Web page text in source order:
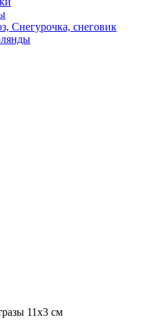
Снегурочка, снеговик
11х3 см